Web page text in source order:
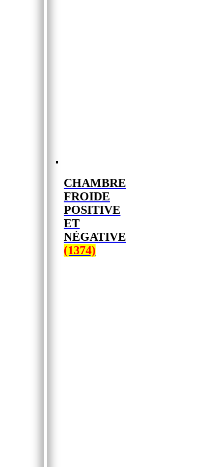
CHAMBRE
FROIDE
POSITIVE
ET
NÉGATIVE
(1374)